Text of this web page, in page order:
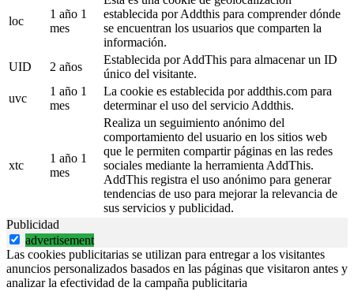
loc
1 año 1
mes
establecida por Addthis para comprender dónde
se encuentran los usuarios que comparten la
información.
UID
2 años
Establecida por AddThis para almacenar un ID
único del visitante.
uvc
1 año 1
mes
La cookie es establecida por addthis.com para
determinar el uso del servicio Addthis.
xtc
1 año 1
mes
Realiza un seguimiento anónimo del
comportamiento del usuario en los sitios web
que le permiten compartir páginas en las redes
sociales mediante la herramienta AddThis.
AddThis registra el uso anónimo para generar
tendencias de uso para mejorar la relevancia de
sus servicios y publicidad.
Publicidad
advertisement
Las cookies publicitarias se utilizan para entregar a los visitantes
anuncios personalizados basados en las páginas que visitaron antes y
analizar la efectividad de la campaña publicitaria